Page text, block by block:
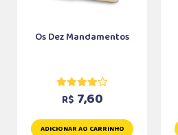
Os Dez Mandamentos
R$ 7,60
ADICIONAR AO CARRINHO